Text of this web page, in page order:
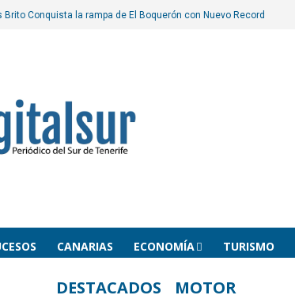
Brito Conquista la rampa de El Boquerón con Nuevo Record
CANARIAS ECONOMÍA TURISMO
DESTACADOS MOTOR